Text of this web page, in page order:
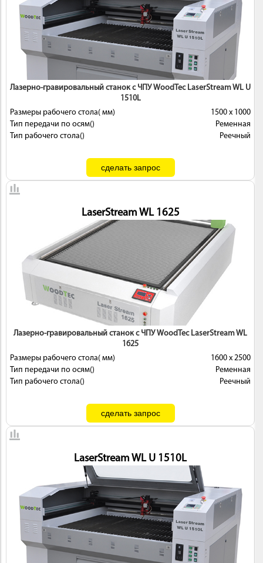
Лазерно-гравировальный станок с ЧПУ WoodTec LaserStream WL U
1510L
Размеры рабочего стола( мм)
1500 х 1000
Тип передачи по осям()
Ременная
Тип рабочего стола()
Реечный
LaserStream WL 1625
Лазерно-гравировальный станок с ЧПУ WoodTec LaserStream WL
1625
Размеры рабочего стола( мм)
1600 х 2500
Тип передачи по осям()
Ременная
Тип рабочего стола()
Реечный
LaserStream WL U 1510L